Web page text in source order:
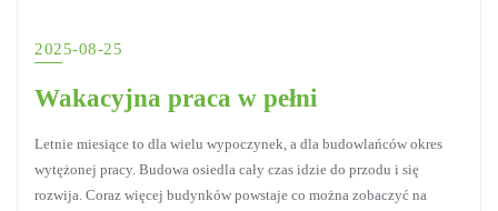
2025-08-25
Wakacyjna praca w pełni
Letnie miesiące to dla wielu wypoczynek, a dla budowlańców okres
wytężonej pracy. Budowa osiedla cały czas idzie do przodu i się
rozwija. Coraz więcej budynków powstaje co można zobaczyć na